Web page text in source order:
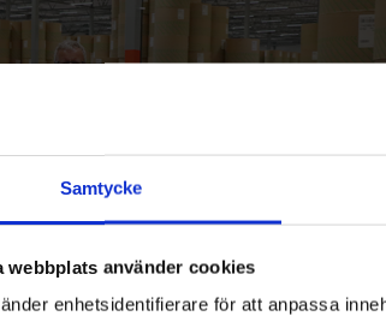
Samtycke
webbplats använder cookies
enhetsidentifierare för att anpassa